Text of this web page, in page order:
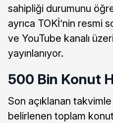
sahipliği durumunu
ayrıca TOKİ’nin resmi
ve YouTube kanalı
yayınlanıyor.
500 Bin Konut
Son açıklanan
belirlenen toplam konut